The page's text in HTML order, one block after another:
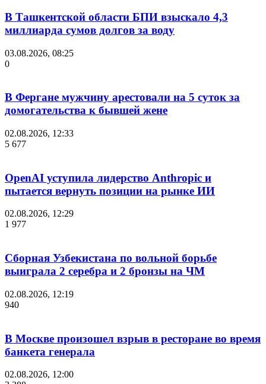
В Ташкентской области БПИ взыскало 4,3
миллиарда сумов долгов за воду
03.08.2026, 08:25
0
В Фергане мужчину арестовали на 5 суток за
домогательства к бывшей жене
02.08.2026, 12:33
5 677
OpenAI уступила лидерство Anthropic и
пытается вернуть позиции на рынке ИИ
02.08.2026, 12:29
1 977
Сборная Узбекистана по вольной борьбе
выиграла 2 серебра и 2 бронзы на ЧМ
02.08.2026, 12:19
940
В Москве произошел взрыв в ресторане во время
банкета генерала
02.08.2026, 12:00